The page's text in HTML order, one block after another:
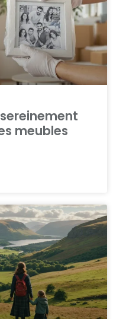
meubles